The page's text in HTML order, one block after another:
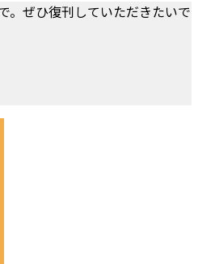
。ぜひ復刊していただきたいで